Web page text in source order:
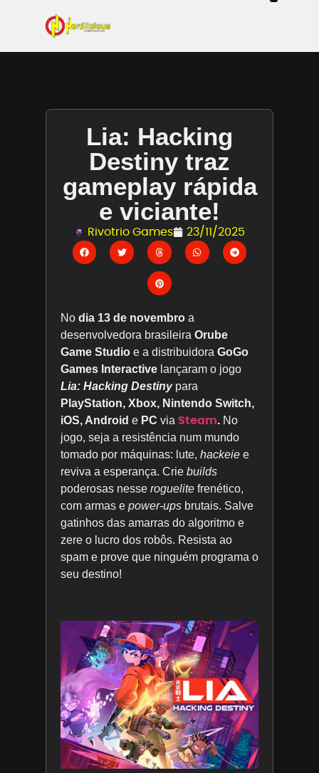
Lia: Hacking
Destiny traz
gameplay rápida
e viciante!
Rivotrio Games 23/11/2025
No dia 13 de novembro a
desenvolvedora brasileira Orube
Game Studio e a distribuidora GoGo
Games Interactive lançaram o jogo
Lia: Hacking Destinypara
PlayStation, Xbox, Nintendo Switch,
iOS, Android e PC via Steam. No
jogo, seja a resistência num mundo
tomado por máquinas: lute, hackeie e
reviva a esperança. Crie builds
poderosas nesse roguelite frenético,
com armas e power-ups brutais. Salve
gatinhos das amarras do algoritmo e
zere o lucro dos robôs. Resista ao
spam e prove que ninguém programa o
seu destino!